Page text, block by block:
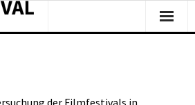
der Filmfestivals in